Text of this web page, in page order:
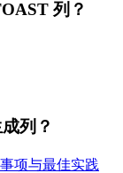
列？
列？
项与最佳实践